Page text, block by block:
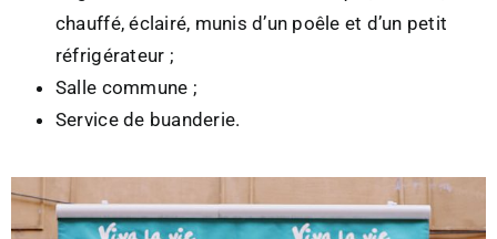
chauffé, éclairé, munis d’un poêle et d’un petit
réfrigérateur ;
Salle commune ;
Service de buanderie.